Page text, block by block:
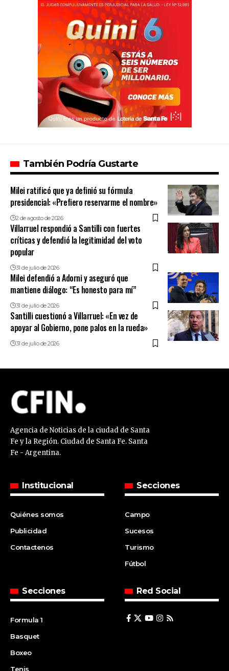
También Podría Gustarte
Milei ratificó que ya definió su fórmula
presidencial: «Prefiero reservarme el nombre»
2 de agosto de 2026
Villarruel respondió a Santilli con fuertes
críticas y defendió la legitimidad del voto
popular
31 de julio de 2026
Milei defendió a Adorni y aseguró que
mantiene diálogo: “Es honesto para mí”
31 de julio de 2026
Santilli cuestionó a Villarruel: «En vez de
apoyar al Gobierno, pone palos en la rueda»
31 de julio de 2026
Agencia de Noticias de la ciudad de Santa
Fe y la Región. Ciudad de Santa Fe. Santa
Fe - Argentina.
Institucional
Quiénes somos
Publicidad
Contactenos
Secciones
Campo
Sucesos
Turismo
Fútbol
Secciones
Formula 1
Basquet
Boxeo
Tenis
Red Social